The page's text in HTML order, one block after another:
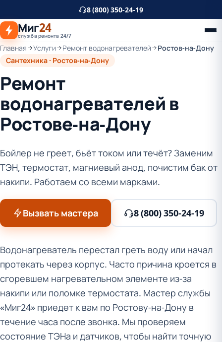
основному
контенту
8 (800) 350-24-19
Миг24
служба ремонта 24/7
Главная Услуги Ремонт водонагревателей
Ростов-на-Дону
Сантехника · Ростов-на-Дону
Ремонт
водонагревателей в
Ростове-на-Дону
Бойлер не греет, бьёт током или течёт? Заменим
ТЭН, термостат, магниевый анод, почистим бак от
накипи. Работаем со всеми марками.
Вызвать мастера 8 (800) 350-24-19
Водонагреватель перестал греть воду или начал
протекать через корпус. Часто причина кроется в
сгоревшем нагревательном элементе из-за
накипи или поломке термостата. Мастер службы
«Миг24» приедет к вам по Ростову-на-Дону в
течение часа после звонка. Мы проверяем
состояние ТЭНа и датчиков, чтобы найти точную